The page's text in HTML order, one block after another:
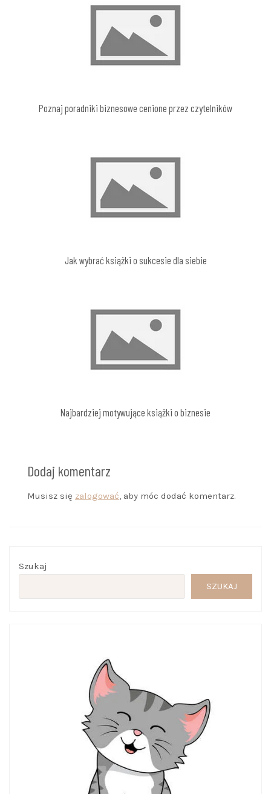
Poznaj poradniki biznesowe cenione przez czytelników
Jak wybrać książki o sukcesie dla siebie
Najbardziej motywujące książki o biznesie
Dodaj komentarz
Musisz się zalogować, aby móc dodać komentarz.
Szukaj
SZUKAJ